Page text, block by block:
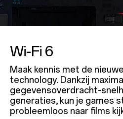
Wi-Fi 6
Maak kennis met de
technology. Dankzij
gegevensoverdracht-
generaties, kun je games
probleemloos naar films